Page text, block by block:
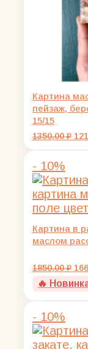
Картина
пейзаж,
15/15
1350,00₽
- 10%
Картина в
маслом
1850,00₽
🔥
- 10%